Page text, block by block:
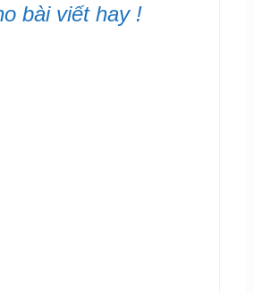
bài viết hay !